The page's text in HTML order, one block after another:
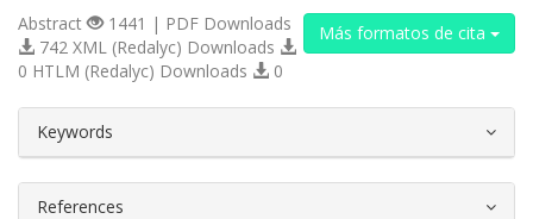
Más formatos de cita
Abstract
1441 | PDF Downloads
742 XML (Redalyc) Downloads
0 HTLM (Redalyc) Downloads
0
Keywords
References